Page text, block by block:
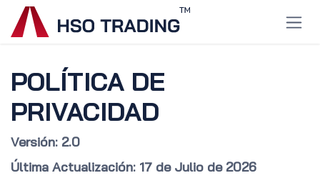
Ir al contenido
POLÍTICA DE
PRIVACIDAD
Versión: 2.0
Última Actualización: 17 de Julio de 2026